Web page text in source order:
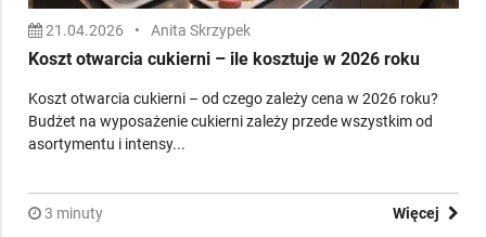
21.04.2026 Anita Skrzypek
Koszt otwarcia cukierni – ile kosztuje w 2026 roku
Budżet na wyposażenie cukierni zależy przede wszystkim od
asortymentu i intensy...